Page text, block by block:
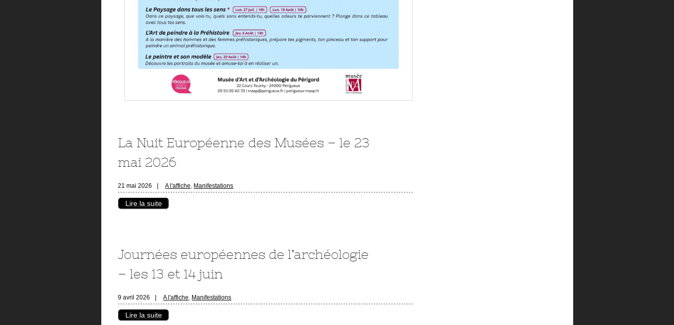
La Nuit Européenne des Musées – le 23
mai 2026
21 mai 2026 A l'affiche, Manifestations
Lire la suite
Journées européennes de l’archéologie
– les 13 et 14 juin
9 avril 2026 | A l'affiche Manifestations
Lire la suite